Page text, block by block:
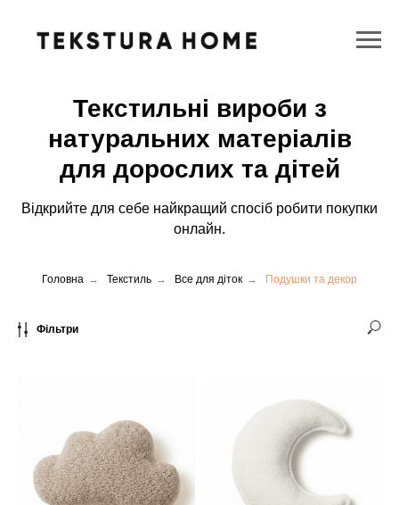
Текстильні вироби з
натуральних матеріалів
для дорослих та дітей
Відкрийте для себе найкращий спосіб робити покупки
онлайн.
Головна → Текстиль → Все для діток → Подушки та декор
Фільтри